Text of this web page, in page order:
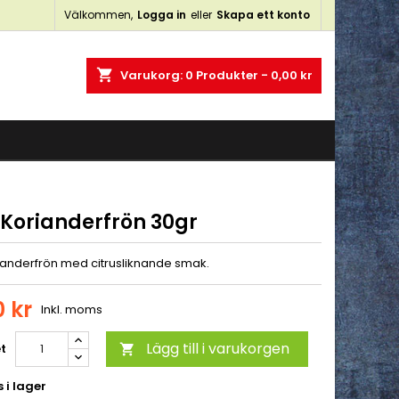
Välkommen, Logga in eller Skapa ett konto
shopping_cart Varukorg: 0 Produkter - 0,00 kr
30gr
med citrusliknande smak.
kr Inkl. moms
 Lägg till i varukorgen
i lager